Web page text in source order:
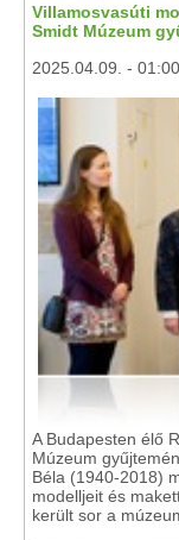
Villamosvasúti
Smidt Múzeum
2025.04.09. -
A Budapesten élő
Múzeum
Béla (1940-2018)
modelljeit és
került sor a